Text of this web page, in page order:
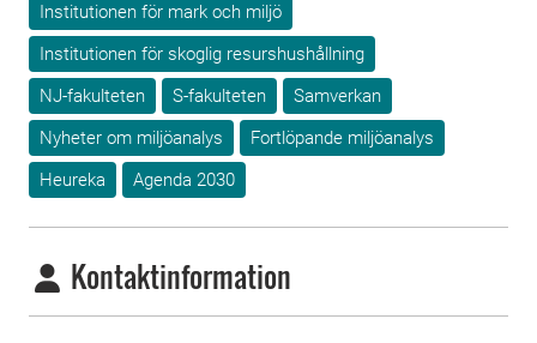
Institutionen för mark och miljö
Institutionen för skoglig resurshushållning
NJ-fakulteten
S-fakulteten
Samverkan
Nyheter om miljöanalys
Fortlöpande miljöanalys
Heureka
Agenda 2030
Kontaktinformation